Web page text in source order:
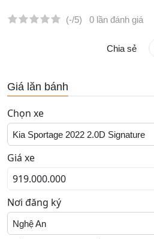
(-/5) 0 lần đánh giá
Chia sẻ
Giá lăn bánh
Chọn xe
Kia Sportage 2022 2.0D Signature
Giá xe
Nơi đăng ký
Nghệ An